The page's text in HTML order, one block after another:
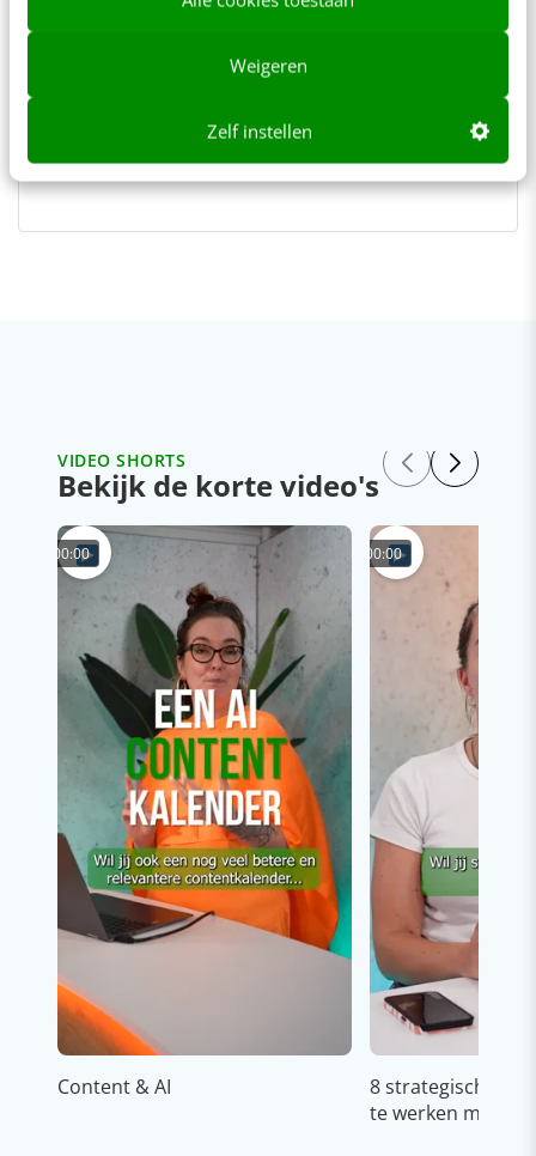
Weigeren
Zelf instellen
maandelijks de Online Campagne
Top 5 samenstelt.
VIDEO SHORTS
Bekijk de korte video's
00:00
Content & AI
00:00
8 strategische
te werken met